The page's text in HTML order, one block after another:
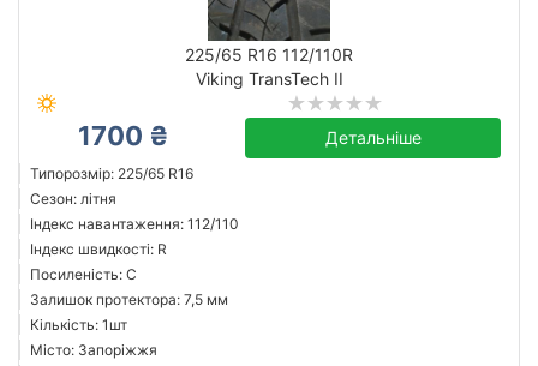
225/65 R16 112/110R
Viking TransTech II
1700 ₴ Детальніше
Типорозмір: 225/65 R16
Сезон: літня
Індекс навантаження: 112/110
Індекс швидкості: R
Посиленість: C
Залишок протектора: 7,5 мм
Кількість: 1шт
Місто: Запоріжжя